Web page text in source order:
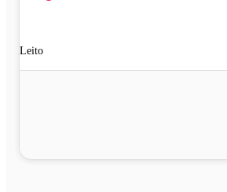
Leito